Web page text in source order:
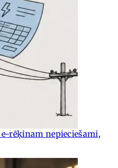
rēķinam nepieciešami,